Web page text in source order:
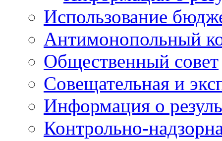
Использование
Антимонопольный
Общественный совет
Совещательная и
Информация о
Контрольно-